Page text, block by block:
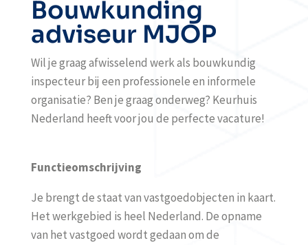
Bouwkunding
adviseur MJOP
Wil je graagafwisselend werk als bouwkundig
inspecteur bij een professionele en informele
organisatie? Ben je graag onderweg? Keurhuis
Nederland heeft voor jou de perfecte vacature!
Functieomschrijving
Je brengtde staat van vastgoedobjecten in kaart.
Het werkgebied is heel Nederland. De opname
van het vastgoed wordt gedaan omde